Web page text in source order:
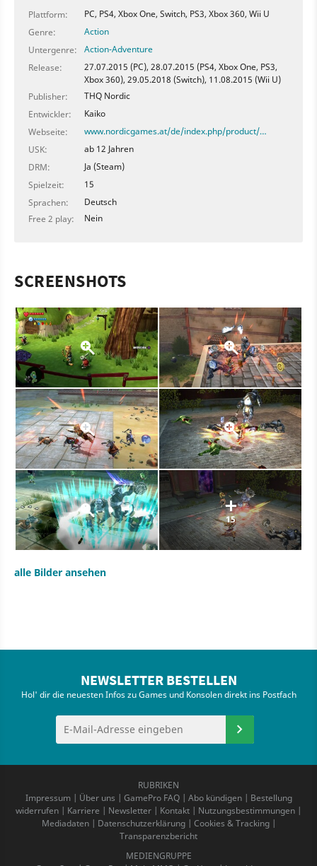
Plattform:
PC, PS4, Xbox One, Switch, PS3, Xbox 360, Wii U
Genre:
Action
Untergenre:
Action-Adventure
Release:
27.07.2015 (PC), 28.07.2015 (PS4, Xbox One, PS3,
Xbox 360), 29.05.2018 (Switch), 11.08.2015 (Wii U)
Publisher:
THQ Nordic
Entwickler:
Kaiko
Webseite:
www.nordicgames.at/de/index.php/product/…
USK:
ab 12 Jahren
DRM:
Ja (Steam)
Spielzeit:
15
Sprachen:
Deutsch
Free 2 play:
Nein
SCREENSHOTS
15
alle Bilder ansehen
NEWSLETTER BESTELLEN
Hol' dir die neuesten Infos zu Games und Konsolen direkt ins Postfach
RUBRIKEN
Impressum| Über uns | GamePro FAQ| Abo kündigen| Bestellung
widerrufen | Karriere | Newsletter | Kontakt | Nutzungsbestimmungen |
Mediadaten| Datenschutzerklärung| Cookies & Tracking|
Transparenzbericht
MEDIENGRUPPE